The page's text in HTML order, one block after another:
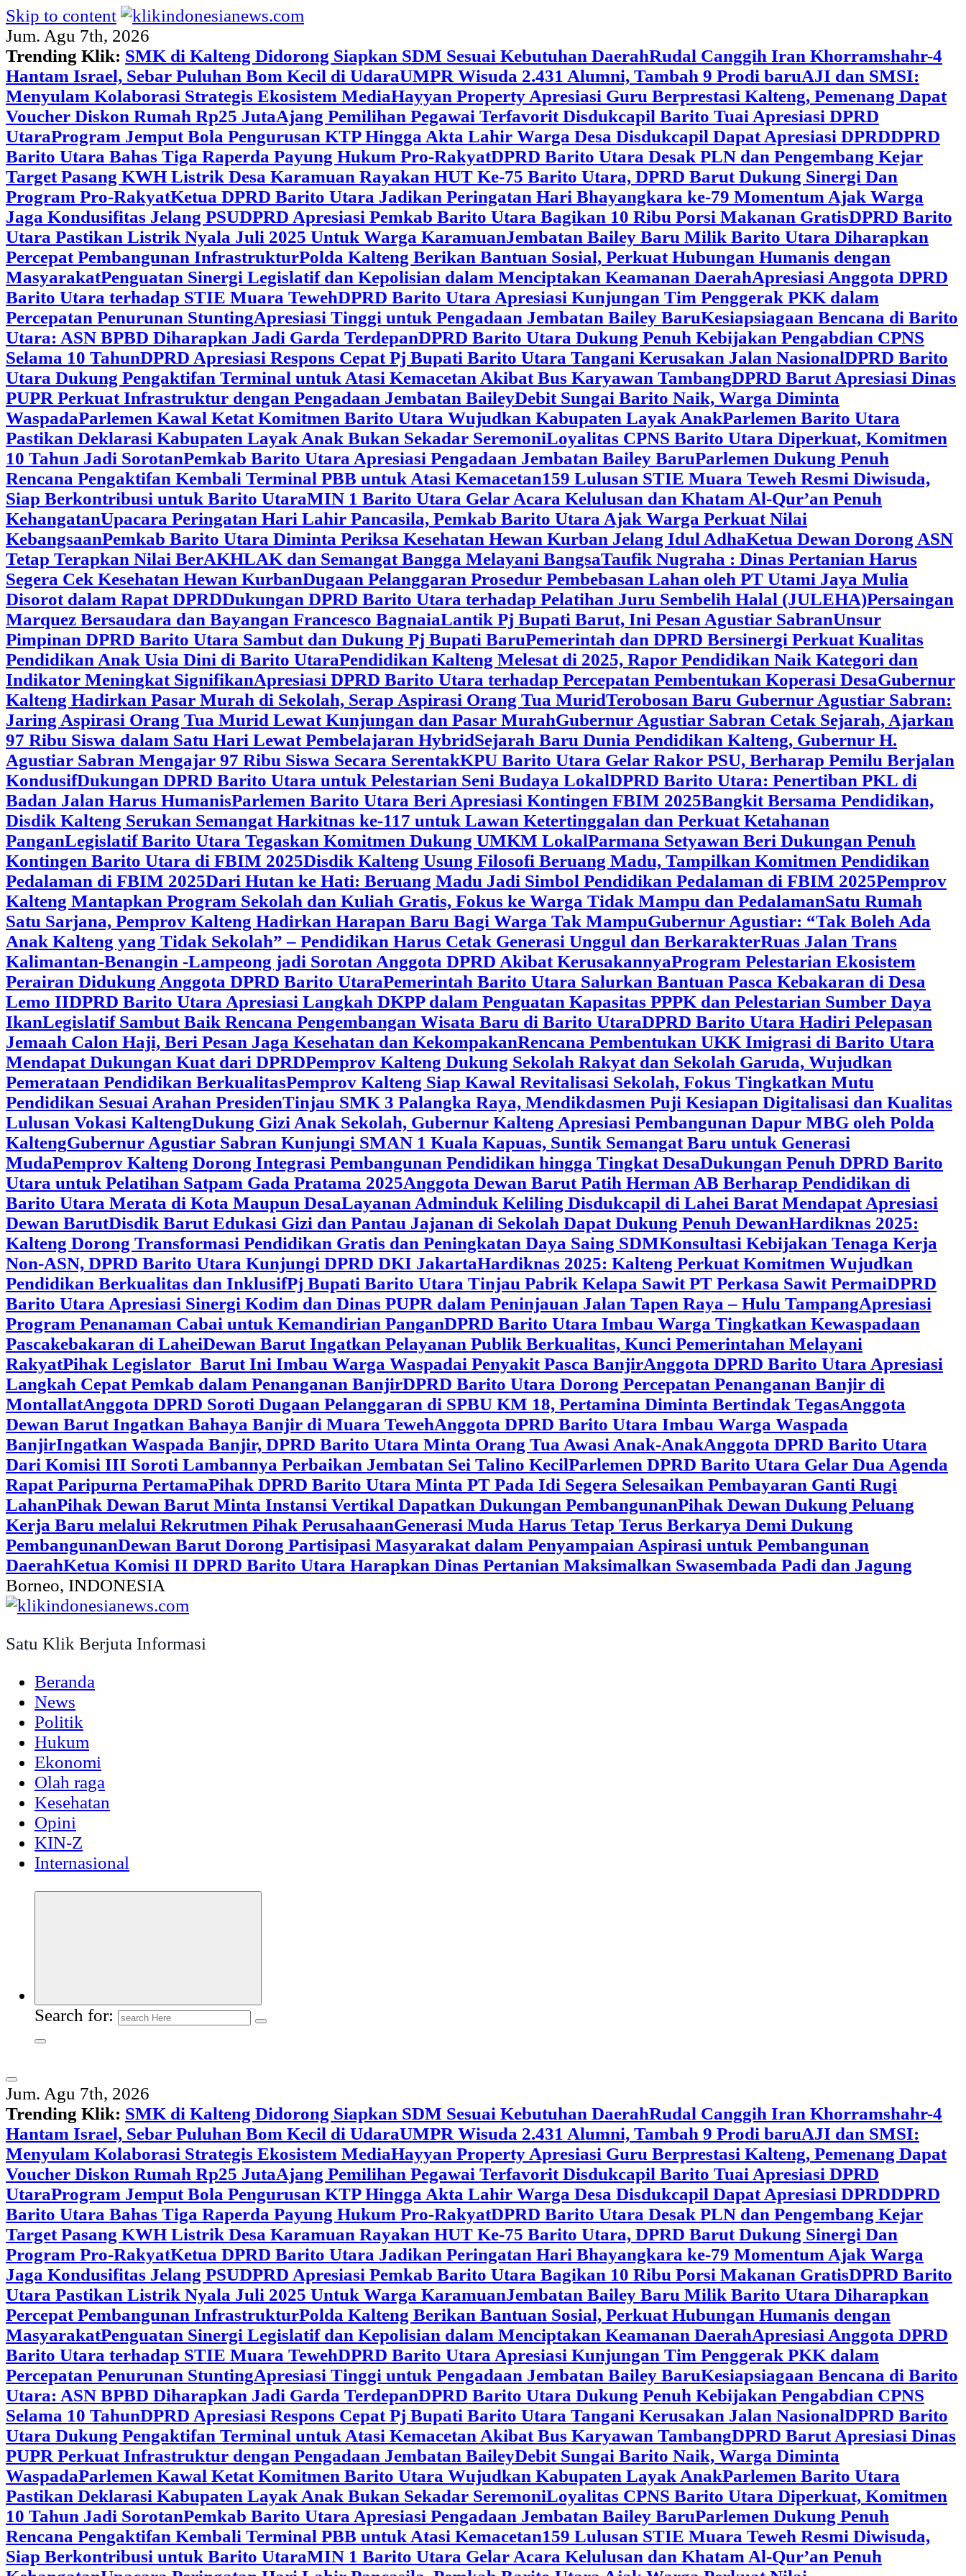
Skip to content
Jum. Agu 7th, 2026
Trending Klik: SMK di Kalteng Didorong Siapkan SDM Sesuai Kebutuhan DaerahRudal Canggih Iran Khorramshahr-4
Hantam Israel, Sebar Puluhan Bom Kecil di UdaraUMPR Wisuda 2.431 Alumni, Tambah 9 Prodi baruAJI dan SMSI:
Menyulam Kolaborasi Strategis Ekosistem MediaHayyan Property Apresiasi Guru Berprestasi Kalteng, Pemenang Dapat
Voucher Diskon Rumah Rp25 JutaAjang Pemilihan Pegawai Terfavorit Disdukcapil Barito Tuai Apresiasi DPRD
UtaraProgram Jemput Bola Pengurusan KTP Hingga Akta Lahir Warga Desa Disdukcapil Dapat Apresiasi DPRDDPRD
Barito Utara Bahas Tiga Raperda Payung Hukum Pro-RakyatDPRD Barito Utara Desak PLN dan Pengembang Kejar
Target Pasang KWH Listrik Desa Karamuan Rayakan HUT Ke-75 Barito Utara, DPRD Barut Dukung Sinergi Dan
Program Pro-RakyatKetua DPRD Barito Utara Jadikan Peringatan Hari Bhayangkara ke-79 Momentum Ajak Warga
Jaga Kondusifitas Jelang PSUDPRD Apresiasi Pemkab Barito Utara Bagikan 10 Ribu Porsi Makanan GratisDPRD Barito
Utara Pastikan Listrik Nyala Juli 2025 Untuk Warga KaramuanJembatan Bailey Baru Milik Barito Utara Diharapkan
Percepat Pembangunan InfrastrukturPolda Kalteng Berikan Bantuan Sosial, Perkuat Hubungan Humanis dengan
MasyarakatPenguatan Sinergi Legislatif dan Kepolisian dalam Menciptakan Keamanan DaerahApresiasi Anggota DPRD
Barito Utara terhadap STIE Muara TewehDPRD Barito Utara Apresiasi Kunjungan Tim Penggerak PKK dalam
Percepatan Penurunan StuntingApresiasi Tinggi untuk Pengadaan Jembatan Bailey BaruKesiapsiagaan Bencana di Barito
Utara: ASN BPBD Diharapkan Jadi Garda TerdepanDPRD Barito Utara Dukung Penuh Kebijakan Pengabdian CPNS
Selama 10 TahunDPRD Apresiasi Respons Cepat Pj Bupati Barito Utara Tangani Kerusakan Jalan NasionalDPRD Barito
Utara Dukung Pengaktifan Terminal untuk Atasi Kemacetan Akibat Bus Karyawan TambangDPRD Barut Apresiasi Dinas
PUPR Perkuat Infrastruktur dengan Pengadaan Jembatan BaileyDebit Sungai Barito Naik, Warga Diminta
WaspadaParlemen Kawal Ketat Komitmen Barito Utara Wujudkan Kabupaten Layak AnakParlemen Barito Utara
Pastikan Deklarasi Kabupaten Layak Anak Bukan Sekadar SeremoniLoyalitas CPNS Barito Utara Diperkuat, Komitmen
10 Tahun Jadi SorotanPemkab Barito Utara Apresiasi Pengadaan Jembatan Bailey BaruParlemen Dukung Penuh
Rencana Pengaktifan Kembali Terminal PBB untuk Atasi Kemacetan159 Lulusan STIE Muara Teweh Resmi Diwisuda,
Siap Berkontribusi untuk Barito UtaraMIN 1 Barito Utara Gelar Acara Kelulusan dan Khatam Al-Qur’an Penuh
KehangatanUpacara Peringatan Hari Lahir Pancasila, Pemkab Barito Utara Ajak Warga Perkuat Nilai
KebangsaanPemkab Barito Utara Diminta Periksa Kesehatan Hewan Kurban Jelang Idul AdhaKetua Dewan Dorong ASN
Tetap Terapkan Nilai BerAKHLAK dan Semangat Bangga Melayani BangsaTaufik Nugraha : Dinas Pertanian Harus
Segera Cek Kesehatan Hewan KurbanDugaan Pelanggaran Prosedur Pembebasan Lahan oleh PT Utami Jaya Mulia
Disorot dalam Rapat DPRDDukungan DPRD Barito Utara terhadap Pelatihan Juru Sembelih Halal (JULEHA)Persaingan
Marquez Bersaudara dan Bayangan Francesco BagnaiaLantik Pj Bupati Barut, Ini Pesan Agustiar SabranUnsur
Pimpinan DPRD Barito Utara Sambut dan Dukung Pj Bupati BaruPemerintah dan DPRD Bersinergi Perkuat Kualitas
Pendidikan Anak Usia Dini di Barito Utara‎Pendidikan Kalteng Melesat di 2025, Rapor Pendidikan Naik Kategori dan
Indikator Meningkat SignifikanApresiasi DPRD Barito Utara terhadap Percepatan Pembentukan Koperasi Desa‎Gubernur
Kalteng Hadirkan Pasar Murah di Sekolah, Serap Aspirasi Orang Tua Murid‎Terobosan Baru Gubernur Agustiar Sabran:
Jaring Aspirasi Orang Tua Murid Lewat Kunjungan dan Pasar MurahGubernur Agustiar Sabran Cetak Sejarah, Ajarkan
97 Ribu Siswa dalam Satu Hari Lewat Pembelajaran HybridSejarah Baru Dunia Pendidikan Kalteng, Gubernur H.
Agustiar Sabran Mengajar 97 Ribu Siswa Secara SerentakKPU Barito Utara Gelar Rakor PSU, Berharap Pemilu Berjalan
KondusifDukungan DPRD Barito Utara untuk Pelestarian Seni Budaya LokalDPRD Barito Utara: Penertiban PKL di
Badan Jalan Harus HumanisParlemen Barito Utara Beri Apresiasi Kontingen FBIM 2025‎Bangkit Bersama Pendidikan,
Disdik Kalteng Serukan Semangat Harkitnas ke-117 untuk Lawan Ketertinggalan dan Perkuat Ketahanan
PanganLegislatif Barito Utara Tegaskan Komitmen Dukung UMKM LokalParmana Setyawan Beri Dukungan Penuh
Kontingen Barito Utara di FBIM 2025Disdik Kalteng Usung Filosofi Beruang Madu, Tampilkan Komitmen Pendidikan
Pedalaman di FBIM 2025‎Dari Hutan ke Hati: Beruang Madu Jadi Simbol Pendidikan Pedalaman di FBIM 2025‎Pemprov
Kalteng Mantapkan Program Sekolah dan Kuliah Gratis, Fokus ke Warga Tidak Mampu dan Pedalaman‎Satu Rumah
Satu Sarjana, Pemprov Kalteng Hadirkan Harapan Baru Bagi Warga Tak Mampu‎Gubernur Agustiar: “Tak Boleh Ada
Anak Kalteng yang Tidak Sekolah” – Pendidikan Harus Cetak Generasi Unggul dan BerkarakterRuas Jalan Trans
Kalimantan-Benangin -Lampeong jadi Sorotan Anggota DPRD Akibat KerusakannyaProgram Pelestarian Ekosistem
Perairan Didukung Anggota DPRD Barito UtaraPemerintah Barito Utara Salurkan Bantuan Pasca Kebakaran di Desa
Lemo IIDPRD Barito Utara Apresiasi Langkah DKPP dalam Penguatan Kapasitas PPPK dan Pelestarian Sumber Daya
IkanLegislatif Sambut Baik Rencana Pengembangan Wisata Baru di Barito UtaraDPRD Barito Utara Hadiri Pelepasan
Jemaah Calon Haji, Beri Pesan Jaga Kesehatan dan KekompakanRencana Pembentukan UKK Imigrasi di Barito Utara
Mendapat Dukungan Kuat dari DPRD‎Pemprov Kalteng Dukung Sekolah Rakyat dan Sekolah Garuda, Wujudkan
Pemerataan Pendidikan Berkualitas‎Pemprov Kalteng Siap Kawal Revitalisasi Sekolah, Fokus Tingkatkan Mutu
Pendidikan Sesuai Arahan Presiden‎Tinjau SMK 3 Palangka Raya, Mendikdasmen Puji Kesiapan Digitalisasi dan Kualitas
Lulusan Vokasi Kalteng‎Dukung Gizi Anak Sekolah, Gubernur Kalteng Apresiasi Pembangunan Dapur MBG oleh Polda
Kalteng‎Gubernur Agustiar Sabran Kunjungi SMAN 1 Kuala Kapuas, Suntik Semangat Baru untuk Generasi
Muda‎Pemprov Kalteng Dorong Integrasi Pembangunan Pendidikan hingga Tingkat DesaDukungan Penuh DPRD Barito
Utara untuk Pelatihan Satpam Gada Pratama 2025Anggota Dewan Barut Patih Herman AB Berharap Pendidikan di
Barito Utara Merata di Kota Maupun DesaLayanan Adminduk Keliling Disdukcapil di Lahei Barat Mendapat Apresiasi
Dewan BarutDisdik Barut Edukasi Gizi dan Pantau Jajanan di Sekolah Dapat Dukung Penuh DewanHardiknas 2025:
Kalteng Dorong Transformasi Pendidikan Gratis dan Peningkatan Daya Saing SDMKonsultasi Kebijakan Tenaga Kerja
Non-ASN, DPRD Barito Utara Kunjungi DPRD DKI JakartaHardiknas 2025: Kalteng Perkuat Komitmen Wujudkan
Pendidikan Berkualitas dan InklusifPj Bupati Barito Utara Tinjau Pabrik Kelapa Sawit PT Perkasa Sawit PermaiDPRD
Barito Utara Apresiasi Sinergi Kodim dan Dinas PUPR dalam Peninjauan Jalan Tapen Raya – Hulu TampangApresiasi
Program Penanaman Cabai untuk Kemandirian PanganDPRD Barito Utara Imbau Warga Tingkatkan Kewaspadaan
Pascakebakaran di LaheiDewan Barut Ingatkan Pelayanan Publik Berkualitas, Kunci Pemerintahan Melayani
RakyatPihak Legislator Barut Ini Imbau Warga Waspadai Penyakit Pasca BanjirAnggota DPRD Barito Utara Apresiasi
Langkah Cepat Pemkab dalam Penanganan BanjirDPRD Barito Utara Dorong Percepatan Penanganan Banjir di
MontallatAnggota DPRD Soroti Dugaan Pelanggaran di SPBU KM 18, Pertamina Diminta Bertindak TegasAnggota
Dewan Barut Ingatkan Bahaya Banjir di Muara TewehAnggota DPRD Barito Utara Imbau Warga Waspada
BanjirIngatkan Waspada Banjir, DPRD Barito Utara Minta Orang Tua Awasi Anak-AnakAnggota DPRD Barito Utara
Dari Komisi III Soroti Lambannya Perbaikan Jembatan Sei Talino KecilParlemen DPRD Barito Utara Gelar Dua Agenda
Rapat Paripurna PertamaPihak DPRD Barito Utara Minta PT Pada Idi Segera Selesaikan Pembayaran Ganti Rugi
LahanPihak Dewan Barut Minta Instansi Vertikal Dapatkan Dukungan PembangunanPihak Dewan Dukung Peluang
Kerja Baru melalui Rekrutmen Pihak PerusahaanGenerasi Muda Harus Tetap Terus Berkarya Demi Dukung
PembangunanDewan Barut Dorong Partisipasi Masyarakat dalam Penyampaian Aspirasi untuk Pembangunan
DaerahKetua Komisi II DPRD Barito Utara Harapkan Dinas Pertanian Maksimalkan Swasembada Padi dan Jagung
Borneo, INDONESIA
Satu Klik Berjuta Informasi
Beranda
News
Politik
Hukum
Ekonomi
Olah raga
Kesehatan
Opini
KIN-Z
Internasional
Search for:
Jum. Agu 7th, 2026
Trending Klik: SMK di Kalteng Didorong Siapkan SDM Sesuai Kebutuhan DaerahRudal Canggih Iran Khorramshahr-4
Hantam Israel, Sebar Puluhan Bom Kecil di UdaraUMPR Wisuda 2.431 Alumni, Tambah 9 Prodi baruAJI dan SMSI:
Menyulam Kolaborasi Strategis Ekosistem MediaHayyan Property Apresiasi Guru Berprestasi Kalteng, Pemenang Dapat
Voucher Diskon Rumah Rp25 JutaAjang Pemilihan Pegawai Terfavorit Disdukcapil Barito Tuai Apresiasi DPRD
UtaraProgram Jemput Bola Pengurusan KTP Hingga Akta Lahir Warga Desa Disdukcapil Dapat Apresiasi DPRDDPRD
Barito Utara Bahas Tiga Raperda Payung Hukum Pro-RakyatDPRD Barito Utara Desak PLN dan Pengembang Kejar
Target Pasang KWH Listrik Desa Karamuan Rayakan HUT Ke-75 Barito Utara, DPRD Barut Dukung Sinergi Dan
Program Pro-RakyatKetua DPRD Barito Utara Jadikan Peringatan Hari Bhayangkara ke-79 Momentum Ajak Warga
Jaga Kondusifitas Jelang PSUDPRD Apresiasi Pemkab Barito Utara Bagikan 10 Ribu Porsi Makanan GratisDPRD Barito
Utara Pastikan Listrik Nyala Juli 2025 Untuk Warga KaramuanJembatan Bailey Baru Milik Barito Utara Diharapkan
Percepat Pembangunan InfrastrukturPolda Kalteng Berikan Bantuan Sosial, Perkuat Hubungan Humanis dengan
MasyarakatPenguatan Sinergi Legislatif dan Kepolisian dalam Menciptakan Keamanan DaerahApresiasi Anggota DPRD
Barito Utara terhadap STIE Muara TewehDPRD Barito Utara Apresiasi Kunjungan Tim Penggerak PKK dalam
Percepatan Penurunan StuntingApresiasi Tinggi untuk Pengadaan Jembatan Bailey BaruKesiapsiagaan Bencana di Barito
Utara: ASN BPBD Diharapkan Jadi Garda TerdepanDPRD Barito Utara Dukung Penuh Kebijakan Pengabdian CPNS
Selama 10 TahunDPRD Apresiasi Respons Cepat Pj Bupati Barito Utara Tangani Kerusakan Jalan NasionalDPRD Barito
Utara Dukung Pengaktifan Terminal untuk Atasi Kemacetan Akibat Bus Karyawan TambangDPRD Barut Apresiasi Dinas
PUPR Perkuat Infrastruktur dengan Pengadaan Jembatan BaileyDebit Sungai Barito Naik, Warga Diminta
WaspadaParlemen Kawal Ketat Komitmen Barito Utara Wujudkan Kabupaten Layak AnakParlemen Barito Utara
Pastikan Deklarasi Kabupaten Layak Anak Bukan Sekadar SeremoniLoyalitas CPNS Barito Utara Diperkuat, Komitmen
10 Tahun Jadi SorotanPemkab Barito Utara Apresiasi Pengadaan Jembatan Bailey BaruParlemen Dukung Penuh
Rencana Pengaktifan Kembali Terminal PBB untuk Atasi Kemacetan159 Lulusan STIE Muara Teweh Resmi Diwisuda,
Siap Berkontribusi untuk Barito UtaraMIN 1 Barito Utara Gelar Acara Kelulusan dan Khatam Al-Qur’an Penuh